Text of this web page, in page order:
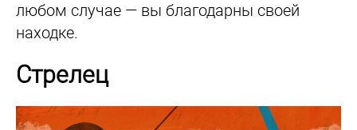
любом случае — вы благодарны своей
находке.
Стрелец